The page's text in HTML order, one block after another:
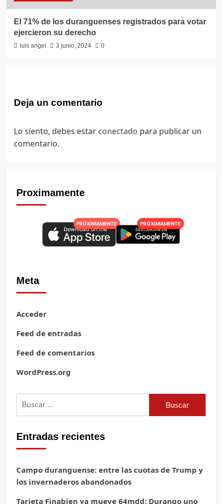
El 71% de los duranguenses registrados para votar
ejercieron su derecho
luis angel 3 junio, 2024 0
Deja un comentario
Lo siento, debes estar conectado para publicar un
comentario.
Proximamente
PRÓXIMAMENTE PRÓXIMAMENTE
Meta
Acceder
Feed de entradas
Feed de comentarios
WordPress.org
Buscar:
Entradas recientes
Campo duranguense: entre las cuotas de Trump y
los invernaderos abandonados
Tarjeta Finabien ya mueve 64mdd; Durango uno